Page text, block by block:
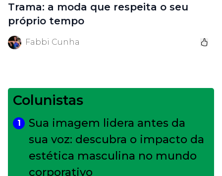
Trama: a moda que respeita o seu
próprio tempo
Fabbi Cunha
Colunistas
1
Sua imagem lidera antes da
sua voz: descubra o impacto da
estética masculina no mundo
corporativo